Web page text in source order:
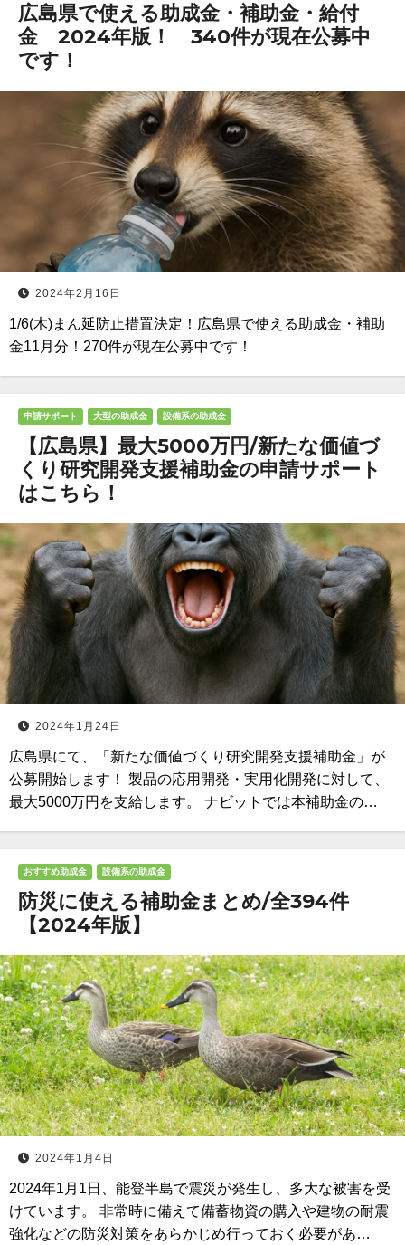
広島県で使える助成金・補助金・給付
金 2024年版！ 340件が現在公募中
です！
2024年2月16日
1/6(木)まん延防止措置決定！広島県で使える助成金・補助
金11月分！270件が現在公募中です！
申請サポート 大型の助成金 設備系の助成金
【広島県】最大5000万円/新たな価値づ
くり研究開発支援補助金の申請サポート
はこちら！
2024年1月24日
広島県にて、「新たな価値づくり研究開発支援補助金」が
公募開始します！ 製品の応用開発・実用化開発に対して、
最大5000万円を支給します。 ナビットでは本補助金の…
おすすめ助成金 設備系の助成金
防災に使える補助金まとめ/全394件
【2024年版】
2024年1月4日
2024年1月1日、能登半島で震災が発生し、多大な被害を受
けています。 非常時に備えて備蓄物資の購入や建物の耐震
強化などの防災対策をあらかじめ行っておく必要があ…